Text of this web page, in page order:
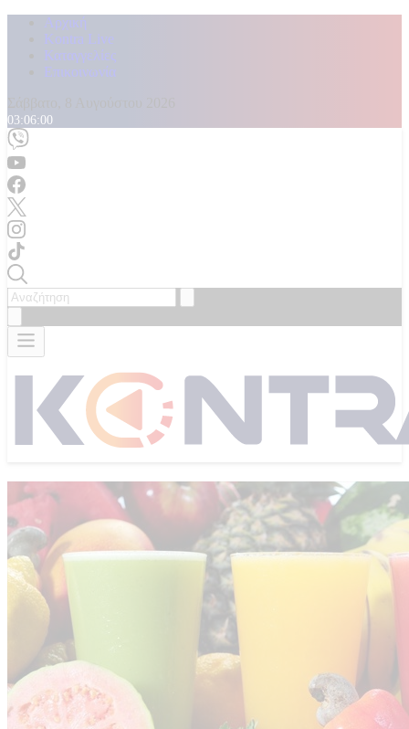
Αρχική
Kontra Live
Καταγγελίες
Επικοινωνία
03:06:01